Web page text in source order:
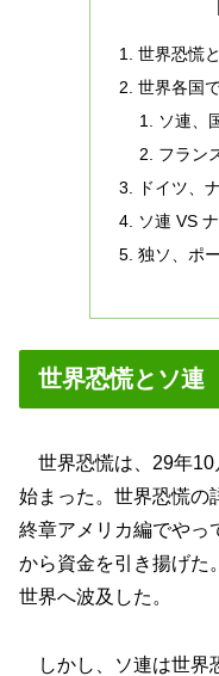
世界恐慌
世界各国
ソ連、
フラン
ドイツ、
ソ連 VS
独ソ、ポ
世界恐慌とソ連
世界恐慌は、29年10
始まった。世界恐慌の
終章アメリカ編でやっ
から資金を引き揚げた
世界へ波及した。
しかし、ソ連は世界